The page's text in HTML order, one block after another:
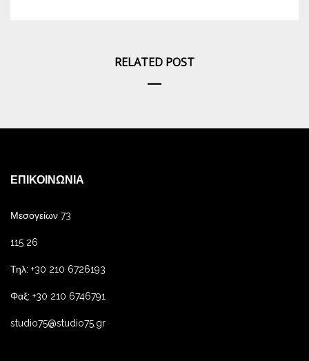
RELATED POST
ΕΠΙΚΟΙΝΩΝΊΑ
Μεσογείων 73
115 26
Τηλ: +30 210 6726193
Φαξ: +30 210 6746791
studio75@studio75.gr